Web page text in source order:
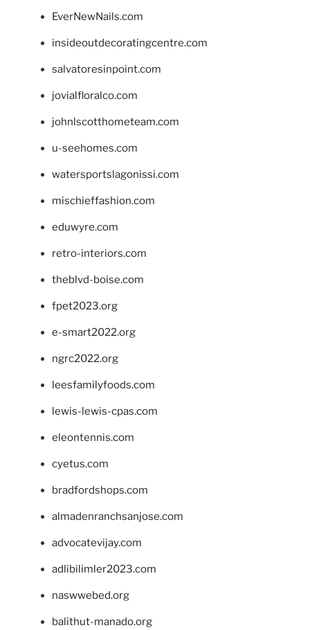
EverNewNails.com
insideoutdecoratingcentre.com
salvatoresinpoint.com
jovialfloralco.com
johnlscotthometeam.com
u-seehomes.com
watersportslagonissi.com
mischieffashion.com
eduwyre.com
retro-interiors.com
theblvd-boise.com
fpet2023.org
e-smart2022.org
ngrc2022.org
leesfamilyfoods.com
lewis-lewis-cpas.com
eleontennis.com
cyetus.com
bradfordshops.com
almadenranchsanjose.com
advocatevijay.com
adlibilimler2023.com
naswwebed.org
balithut-manado.org